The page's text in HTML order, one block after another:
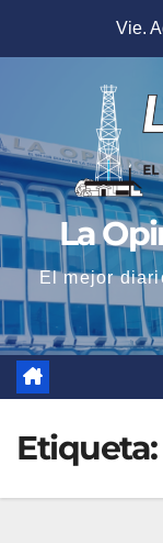
Vie.
La
El mejor
Etiqueta: